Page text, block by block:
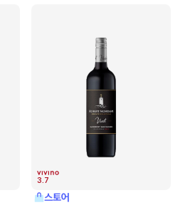
3.7
스토어